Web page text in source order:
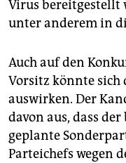
Virus bereitgestellt
unter anderem in
Auch auf den
Vorsitz könnte sich
auswirken. Der
davon aus, dass
geplante
Parteichefs wegen